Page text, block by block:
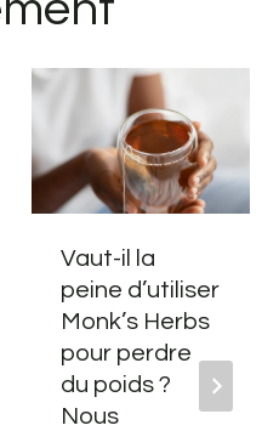
Vaut-il la
peine d’utiliser
Monk’s Herbs
pour perdre
du poids ?
Nous